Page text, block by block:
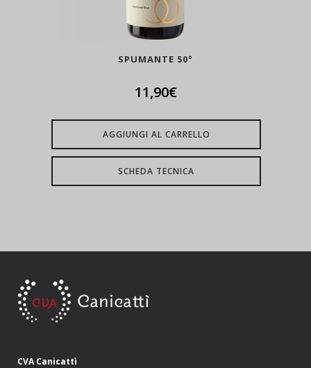
SPUMANTE 50°
11,90€
AGGIUNGI AL CARRELLO
SCHEDA TECNICA
CVA Canicattì